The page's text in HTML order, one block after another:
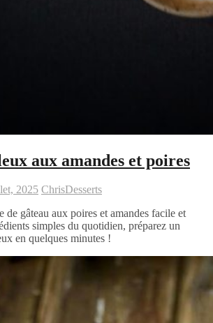
aux amandes et poires
2025 ChrisDesserts
de gâteau aux poires et amandes facile et
simples du quotidien, préparez un
en quelques minutes !